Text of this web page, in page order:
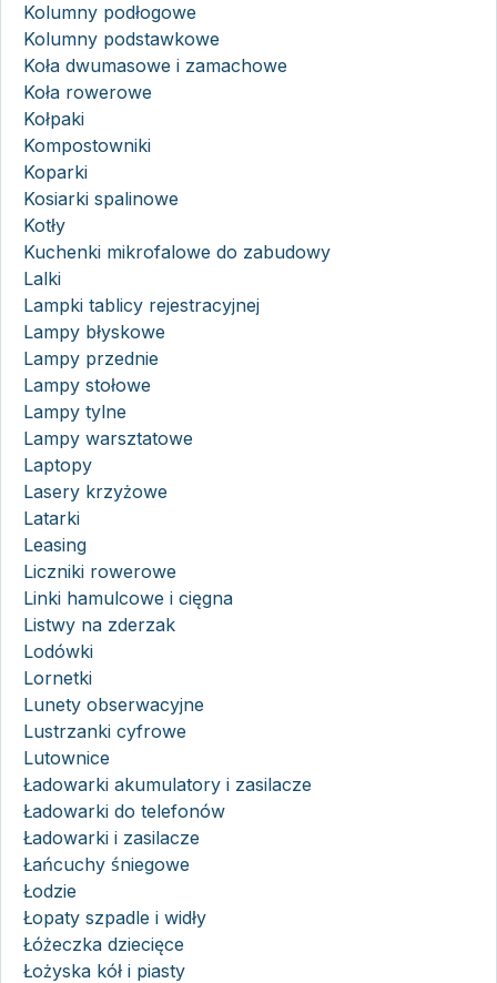
Kolumny podłogowe
Kolumny podstawkowe
Koła dwumasowe i zamachowe
Koła rowerowe
Kołpaki
Kompostowniki
Koparki
Kosiarki spalinowe
Kotły
Kuchenki mikrofalowe do zabudowy
Lalki
Lampki tablicy rejestracyjnej
Lampy błyskowe
Lampy przednie
Lampy stołowe
Lampy tylne
Lampy warsztatowe
Laptopy
Lasery krzyżowe
Latarki
Leasing
Liczniki rowerowe
Linki hamulcowe i cięgna
Listwy na zderzak
Lodówki
Lornetki
Lunety obserwacyjne
Lustrzanki cyfrowe
Lutownice
Ładowarki akumulatory i zasilacze
Ładowarki do telefonów
Ładowarki i zasilacze
Łańcuchy śniegowe
Łodzie
Łopaty szpadle i widły
Łóżeczka dziecięce
Łożyska kół i piasty